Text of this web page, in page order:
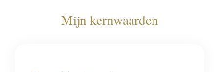
Mijn kernwaarden​